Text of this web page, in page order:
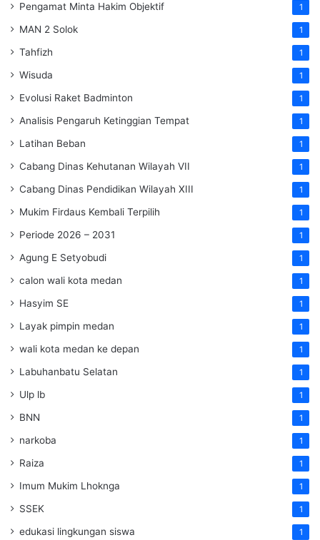
Pengamat Minta Hakim Objektif 1
MAN 2 Solok 1
Tahfizh 1
Wisuda 1
Evolusi Raket Badminton 1
Analisis Pengaruh Ketinggian Tempat 1
Latihan Beban 1
Cabang Dinas Kehutanan Wilayah VII 1
Cabang Dinas Pendidikan Wilayah XIII 1
Mukim Firdaus Kembali Terpilih 1
Periode 2026 – 2031 1
Agung E Setyobudi 1
calon wali kota medan 1
Hasyim SE 1
Layak pimpin medan 1
wali kota medan ke depan 1
Labuhanbatu Selatan 1
Ulp lb 1
BNN 1
narkoba 1
Raiza 1
Imum Mukim Lhoknga 1
SSEK 1
edukasi lingkungan siswa 1